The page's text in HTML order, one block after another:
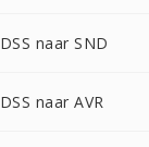
DSS naar SND
DSS naar AVR